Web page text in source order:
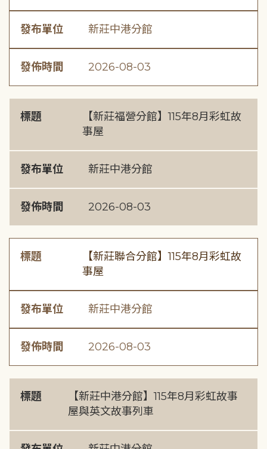
發布單位 新莊中港分館
發佈時間 2026-08-03
標題
【新莊福營分館】115年8月彩虹故
事屋
發布單位 新莊中港分館
發佈時間 2026-08-03
標題
【新莊聯合分館】115年8月彩虹故
事屋
發布單位 新莊中港分館
發佈時間 2026-08-03
標題
【新莊中港分館】115年8月彩虹故事
屋與英文故事列車